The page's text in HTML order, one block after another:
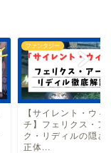
ファンタジー
【サイレント・ウィ
チ】フェリクス・ア
ク・リディルの隠さ
正体...